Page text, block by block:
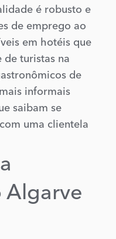
é robusto e
de emprego ao
em hotéis que
de turistas na
de
informais
saibam se
uma clientela
Algarve